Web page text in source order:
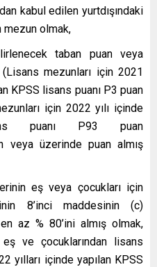
kabul edilen yurtdışındaki
mezun olmak,
taban puan veya
mezunları için 2021
KPSS lisans puanı P3 puan
için 2022 yılı içinde
puanı P93 puan
veya üzerinde puan almış
eş veya çocukları için
8’inci maddesinin (c)
az % 80’ini almış olmak,
ve çocuklarından lisans
yılları içinde yapılan KPSS